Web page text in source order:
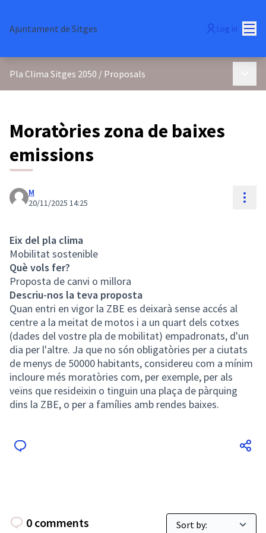
Ajuntament de Sitges Log in
Pla Clima Sitges 2050 / Proposals
Moratòries zona de baixes
emissions
M
20/11/2025 14:25
Eix del pla clima
Mobilitat sostenible
Què vols fer?
Proposta de canvi o millora
Descriu-nos la teva proposta
Quan entri en vigor la ZBE es deixarà sense accés al
centre a la meitat de motos i a un quart dels cotxes
(dades del vostre pla de mobilitat) empadronats, d'un
dia per l'altre. Ja que no són obligatòries per a ciutats
de menys de 50000 habitants, considereu com a mínim
incloure més moratòries com, per exemple, per als
veïns que resideixin o tinguin una plaça de pàrquing
dins la ZBE, o per a famílies amb rendes baixes.
0 comments